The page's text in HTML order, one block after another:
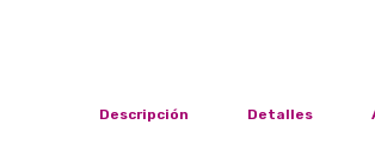
Descripción Detalles